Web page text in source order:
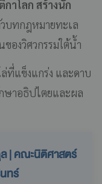
าโลก สร้างนัก
บทกฎหมายทะเล
องวิศวกรรมใต้น้ำ
ที่แข็งแกร่ง และดาบ
ษาอธิปไตยและผล
| คณะนิติศาสตร์
ทร์